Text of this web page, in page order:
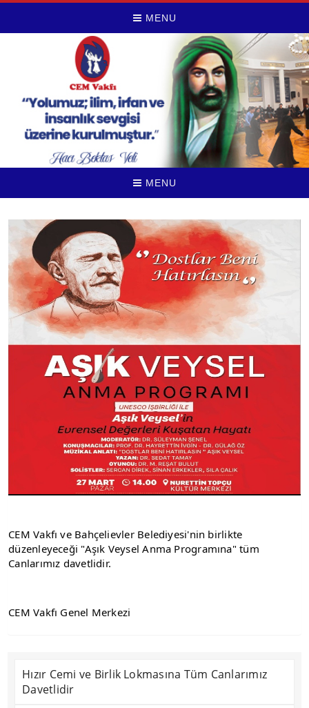
MENU
MENU
CEM Vakfı ve Bahçelievler Belediyesi'nin birlikte
düzenleyeceği "Aşık Veysel Anma Programına" tüm
Canlarımız davetlidir.
CEM Vakfı Genel Merkezi
Hızır Cemi ve Birlik Lokmasına Tüm Canlarımız
Davetlidir